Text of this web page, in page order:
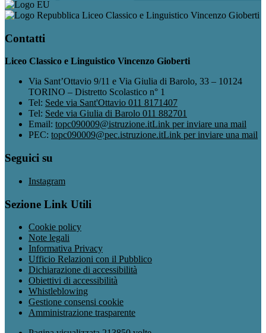
Liceo Classico e Linguistico Vincenzo Gioberti
Contatti
Liceo Classico e Linguistico Vincenzo Gioberti
Via Sant’Ottavio 9/11 e Via Giulia di Barolo, 33 – 10124
TORINO – Distretto Scolastico n° 1
Tel: Sede via Sant'Ottavio 011 8171407
Tel: Sede via Giulia di Barolo 011 882701
Email: topc090009@istruzione.itLink per inviare una mail
PEC: topc090009@pec.istruzione.itLink per inviare una mail
Seguici su
Instagram
Sezione Link Utili
Cookie policy
Note legali
Informativa Privacy
Ufficio Relazioni con il Pubblico
Dichiarazione di accessibilità
Obiettivi di accessibilità
Whistleblowing
Gestione consensi cookie
Amministrazione trasparente